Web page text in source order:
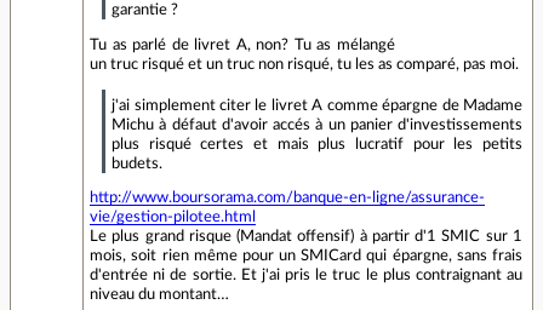
garantie ?
Tu as parlé de livret A, non? Tu as mélangé
un truc risqué et un truc non risqué, tu les as comparé, pas moi.
j'ai simplement citer le livret A comme épargne de Madame
Michu à défaut d'avoir accés à un panier d'investissements
plus risqué certes et mais plus lucratif pour les petits
budets.
http://www.boursorama.com/banque-en-ligne/assurance-
vie/gestion-pilotee.html
Le plus grand risque (Mandat offensif) à partir d'1 SMIC sur 1
mois, soit rien même pour un SMICard qui épargne, sans frais
d'entrée ni de sortie. Et j'ai pris le truc le plus contraignant au
niveau du montant…